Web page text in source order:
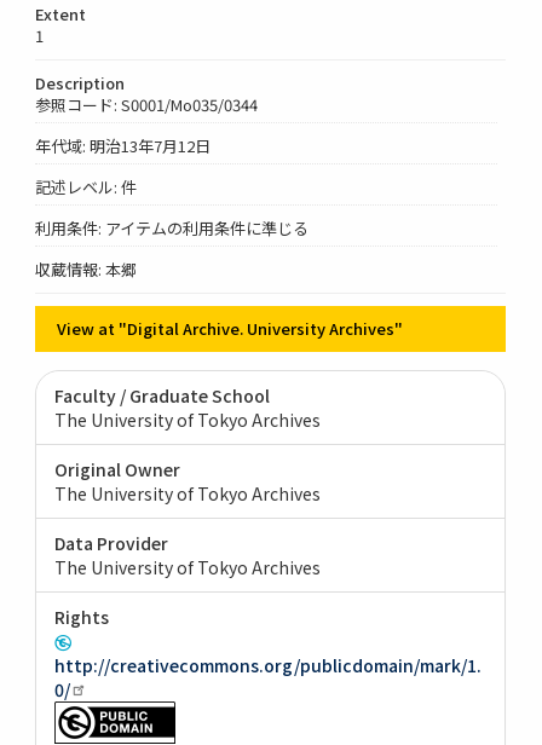
Extent
1
Description
参照コード: S0001/Mo035/0344
年代域: 明治13年7月12日
記述レベル: 件
利用条件: アイテムの利用条件に準じる
収蔵情報: 本郷
View at "Digital Archive. University Archives"
Faculty / Graduate School
The University of Tokyo Archives
Original Owner
The University of Tokyo Archives
Data Provider
The University of Tokyo Archives
Rights
http://creativecommons.org/publicdomain/mark/1.
0/